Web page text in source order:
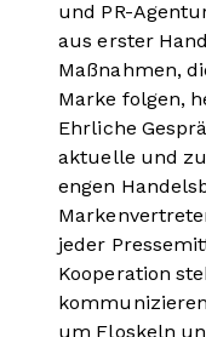
und PR-
aus erster
Maßnahmen,
Marke folgen,
Ehrliche
aktuelle und
engen
jeder
Kooperation
um Floskeln